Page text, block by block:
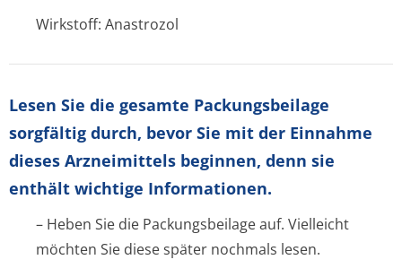
Wirkstoff: Anastrozol
Lesen Sie die gesamte Packungsbeilage
sorgfältig durch, bevor Sie mit der Einnahme
dieses Arzneimittels beginnen, denn sie
enthält wichtige Informationen.
– Heben Sie die Packungsbeilage auf. Vielleicht
möchten Sie diese später nochmals lesen.